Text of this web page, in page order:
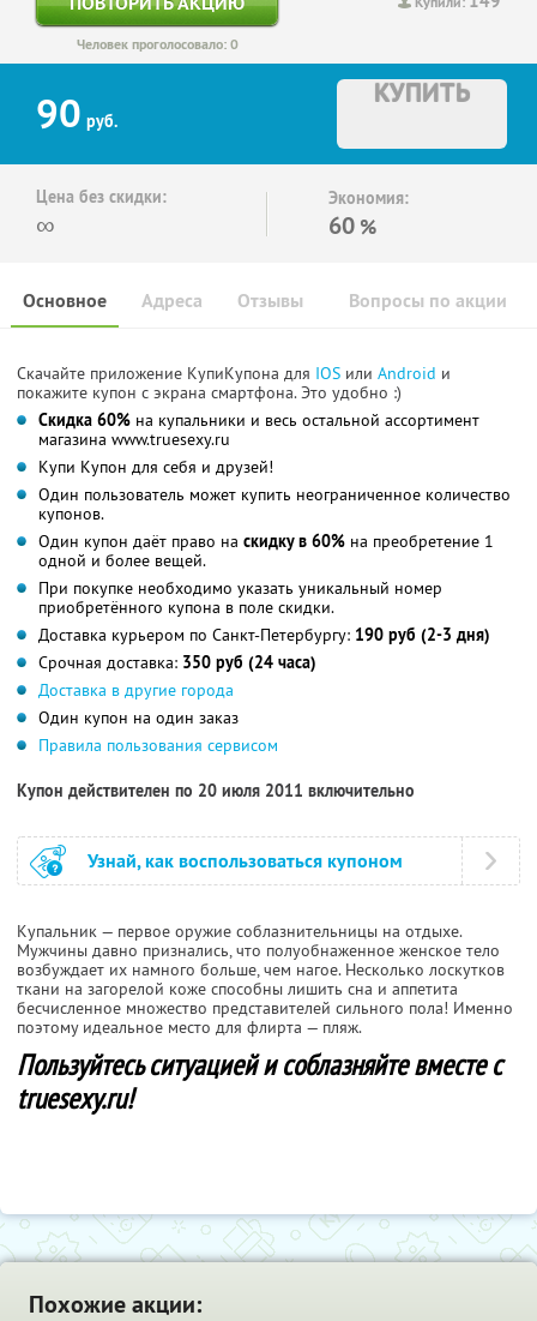
Человек проголосовало: 0
90 руб.
КУПИТЬ
Цена без скидки:
∞
Экономия:
60 %
Основное Отзывы Вопросы по акции
Адреса
Скачайте приложение КупиКупона для IOS или Android и
покажите купон с экрана смартфона. Это удобно :)
Cкидка 60% на купальники и весь остальной ассортимент
магазина www.truesexy.ru
Купи Купон для себя и друзей!
Один пользователь может купить неограниченное количество
купонов.
Один купон даёт право на скидку в 60% на преобретение 1
одной и более вещей.
При покупке необходимо указать уникальный номер
приобретённого купона в поле скидки.
Доставка курьером по Санкт-Петербургу: 190 руб (2-3 дня)
Срочная доставка: 350 руб (24 часа)
Доставка в другие города
Один купон на один заказ
Правила пользования сервисом
Купон действителен по 20 июля 2011 включительно
Узнай, как воспользоваться купоном
Купальник — первое оружие соблазнительницы на отдыхе.
Мужчины давно признались, что полуобнаженное женское тело
возбуждает их намного больше, чем нагое. Несколько лоскутков
ткани на загорелой коже способны лишить сна и аппетита
бесчисленное множество представителей сильного пола! Именно
поэтому идеальное место для флирта — пляж.
Пользуйтесь ситуацией и соблазняйте вместе с
truesexy.ru!
Похожие акции: